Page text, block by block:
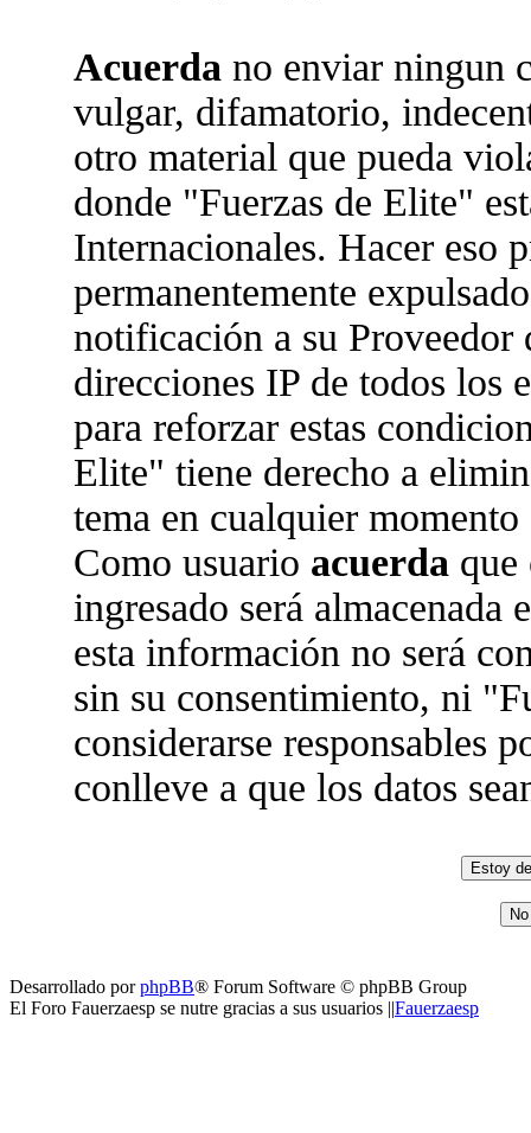
Acuerda no enviar ningun
vulgar, difamatorio,
otro material que pueda
donde "Fuerzas de Elite"
Internacionales. Hacer eso
permanentemente
notificación a su Proveedor
direcciones IP de todos los
para reforzar estas
Elite" tiene derecho a
tema en cualquier
Como usuario acuerda que
ingresado será almacenada
esta información no será
sin su consentimiento, ni
considerarse responsables
conlleve a que los datos
Desarrollado porphpBB® Forum Software © phpBB Group
El Foro Fauerzaesp se nutre gracias a sus usuarios ||Fauerzaesp